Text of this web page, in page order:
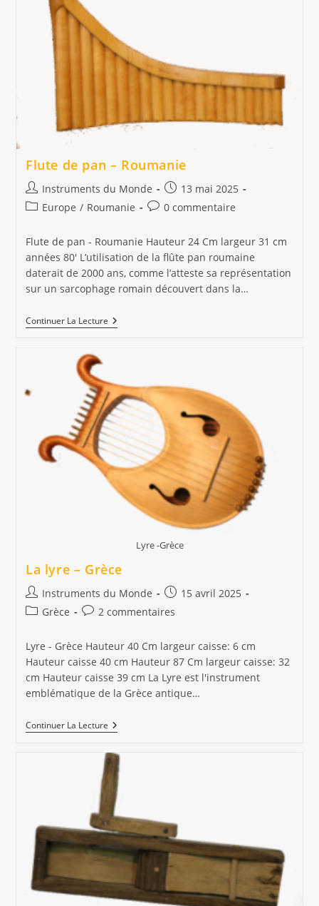
Flute de pan – Roumanie
Auteur/autrice
de
Instruments du Monde
Publication
publiée :
13 mai 2025
PostEurope / Roumanie
Commentaires
la
publication :
0 commentaire
Flute de pan - Roumanie Hauteur 24 Cm largeur 31 cm
années 80' L’utilisation de la flûte pan roumaine
daterait de 2000 ans, comme l’atteste sa représentation
sur un sarcophage romain découvert dans la…
Continuer La LectureFlute
De
Lyre -Grèce
La lyre – Grèce
Auteur/autrice
de
Instruments du Monde
Publication
publiée :
15 avril 2025
PostGrèce
Commentaires
la
publication :
2 commentaires
Lyre - Grèce Hauteur 40 Cm largeur caisse: 6 cm
Hauteur caisse 40 cm Hauteur 87 Cm largeur caisse: 32
cm Hauteur caisse 39 cm La Lyre est l'instrument
emblématique de la Grèce antique…
Continuer La LectureLa
Lyre
Grèce